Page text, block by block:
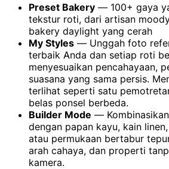
Preset Bakery — 100+ gaya
tekstur roti, dari artisan
bakery daylight yang cerah
My Styles — Unggah foto
terbaik Anda dan setiap roti
menyesuaikan pencahayaan,
suasana yang sama persis.
terlihat seperti satu
belas ponsel berbeda.
Builder Mode —
dengan papan kayu, kain
atau permukaan bertabur
arah cahaya, dan properti
kamera.